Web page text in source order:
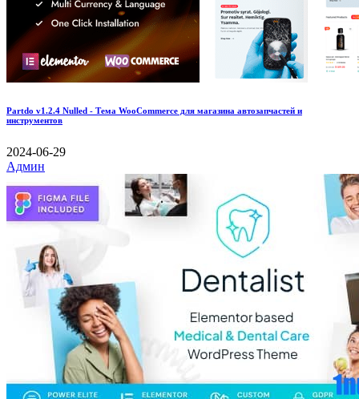
Partdo v1.2.4 Nulled - Тема WooCommerce для магазина автозапчастей и
инструментов
2024-06-29
Админ